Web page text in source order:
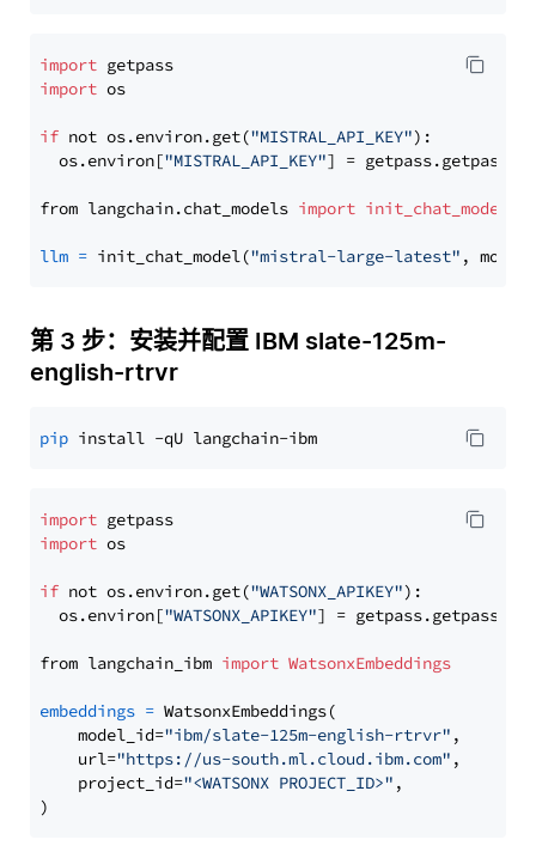
import
import os
if not os.environ.get("MISTRAL_API_KEY"):
  os.environ[
"MISTRAL_API_KEY"] = getpass.getpass(
from langchain.chat_models import init_chat_model
llm = init_chat_model("mistral-large-latest" ,
第 3 步：安装并配置 IBM slate-125m-
english-rtrvr
pip
import
import os
if not os.environ.get("WATSONX_APIKEY"):
  os.environ[
"WATSONX_APIKEY"] = getpass.getpass(
from langchain_ibm import WatsonxEmbeddings
embeddings = WatsonxEmbeddings(
    model_id=
"ibm/slate-125m-english-rtrvr" ,
    url=
"https://us-south.ml.cloud.ibm.com" ,
    project_id=
"<WATSONX PROJECT_ID>" ,